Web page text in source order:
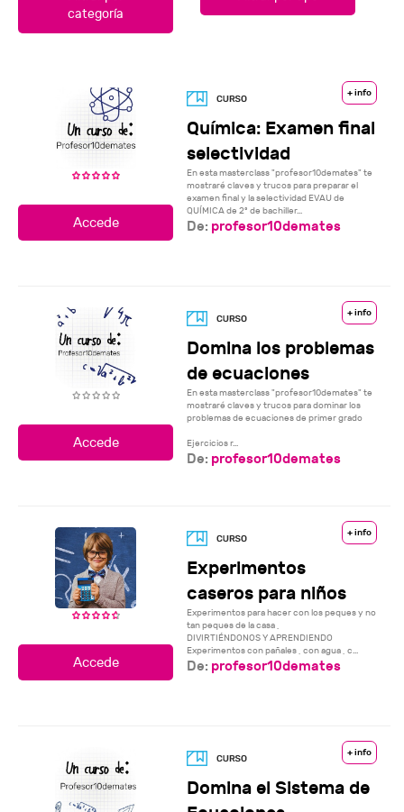
categoría
+ info
Química: Examen final
selectividad
En esta masterclass "profesor10demates" te
mostraré claves y trucos para preparar el
examen final y la selectividad EVAU de
QUÍMICA de 2º de bachiller...
De: profesor10demates
+ info
Domina los problemas
de ecuaciones
En esta masterclass "profesor10demates" te
mostraré claves y trucos para dominar los
problemas de ecuaciones de primer grado
Ejercicios r...
De: profesor10demates
+ info
Experimentos
caseros para niños
Experimentos para hacer con los peques y no
tan peques de la casa ,
DIVIRTIÉNDONOS Y APRENDIENDO
Experimentos con pañales , con agua , c...
De: profesor10demates
+ info
Domina el Sistema de